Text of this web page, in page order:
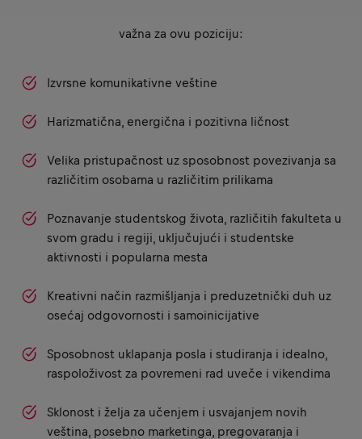
važna za ovu poziciju:
Izvrsne komunikativne veštine
Harizmatična, energična i pozitivna ličnost
Velika pristupačnost uz sposobnost povezivanja sa
različitim osobama u različitim prilikama
Poznavanje studentskog života, različitih fakulteta u
svom gradu i regiji, uključujući i studentske
aktivnosti i popularna mesta
Kreativni način razmišljanja i preduzetnički duh uz
osećaj odgovornosti i samoinicijative
Sposobnost uklapanja posla i studiranja i idealno,
raspoloživost za povremeni rad uveče i vikendima
Sklonost i želja za učenjem i usvajanjem novih
veština, posebno marketinga, pregovaranja i